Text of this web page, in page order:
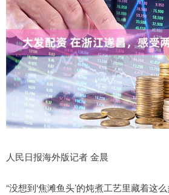
人民日报海外版记者 金晨
“没想到‘焦滩鱼头’的炖煮工艺里藏着这